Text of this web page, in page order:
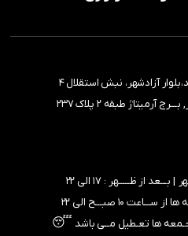
آزادشهر، نبش استقلال ۴
آرمیتاژ طبقه ۲ پلاک ۲۳۷
بـــعد از ظـــــهر : ۱۷ الی ۲۲
۱۰ صبـــح الی ۲۲
ها تعـطیل مــی باشد
😴